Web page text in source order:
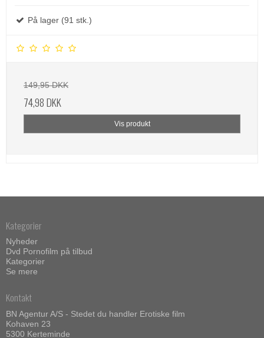
På lager (91 stk.)
149,95 DKK
74,98 DKK
Vis produkt
Kategorier
Nyheder
Dvd Pornofilm på tilbud
Kategorier
Se mere
Kontakt
BN Agentur A/S - Stedet du handler Erotiske film
Kohaven 23
5300 Kerteminde